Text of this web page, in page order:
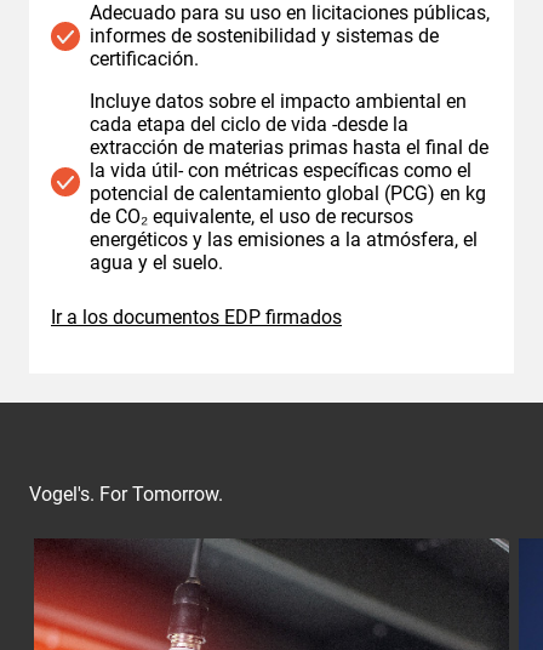
Adecuado para su uso en licitaciones públicas,
informes de sostenibilidad y sistemas de
certificación.
Incluye datos sobre el impacto ambiental en
cada etapa del ciclo de vida -desde la
extracción de materias primas hasta el final de
la vida útil- con métricas específicas como el
potencial de calentamiento global (PCG) en kg
de CO₂ equivalente, el uso de recursos
energéticos y las emisiones a la atmósfera, el
agua y el suelo.
Ir a los documentos EDP firmados
Vogel's. For Tomorrow.
Slide 1 of 3